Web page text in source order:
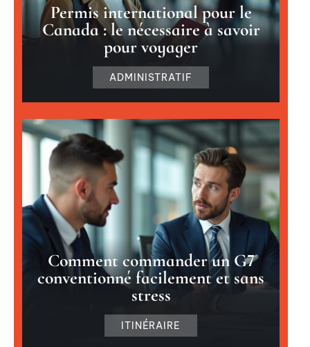
Permis international pour le
Canada : le nécessaire à savoir
pour voyager
ADMINISTRATIF
Comment commander un G7
conventionné facilement et sans
stress
ITINÉRAIRE